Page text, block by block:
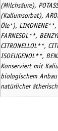
(Milchsäure),
(Kaliumsorbat),
Öle*),
FARNESOL**,
CITRONELLOL**,
ISOEUGENOL**,
Konserviert mit
biologischem
natürlicher